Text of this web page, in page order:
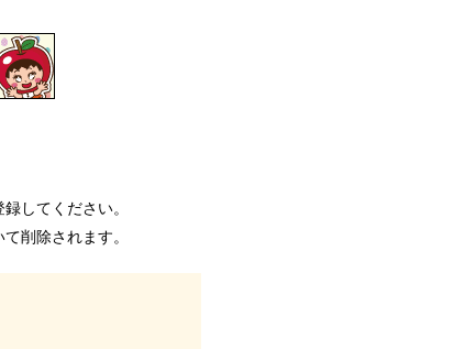
してください。
削除されます。